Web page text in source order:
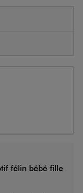
félin bébé fille